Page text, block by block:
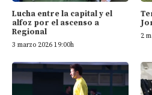
Lucha entre la capital y el
alfoz por el ascenso a
Regional
3 marzo 2026 19:00h
2